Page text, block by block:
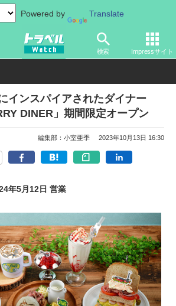
Powered by Translate
検索 Impressサイト
報 観光地
インスパイアされたダイナー
DINER」期間限定オープン
編集部：小室亜季 2023年10月13日 16:30
年5月12日 営業